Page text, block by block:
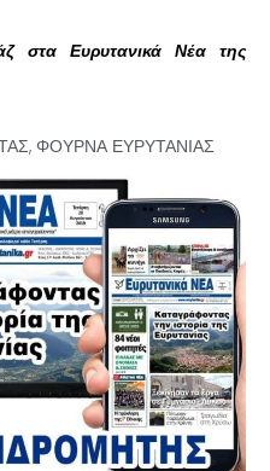
στα Ευρυτανικά Νέα της
, ΦΟΥΡΝΑ ΕΥΡΥΤΑΝΙΑΣ